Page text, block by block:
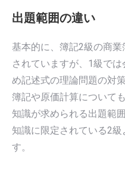
出題範囲の違い
基本的に、簿記2級の商
されていますが、1級で
め記述式の理論問題の対
簿記や原価計算について
知識が求められる出題範
知識に限定されている2
す。